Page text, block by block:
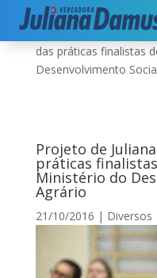
Início|Diversos|
das práticas finalistas
Desenvolvimento
Projeto de
práticas
Ministério do
Agrário
21/10/2016 | Diversos